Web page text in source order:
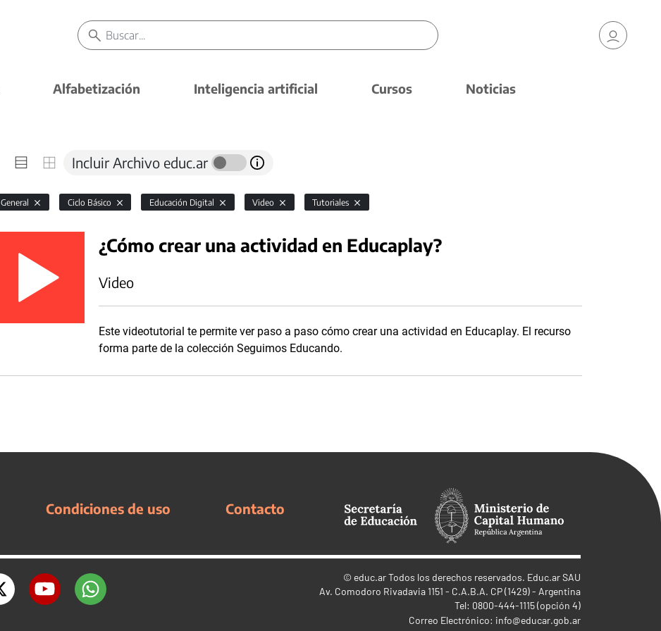
Alfabetización Inteligencia artificial Cursos Noticias
Incluir Archivo educ.ar
General Ciclo Básico Educación Digital Video Tutoriales
¿Cómo crear una actividad en Educaplay?
Video
Este videotutorial te permite ver paso a paso cómo crear una actividad en Educaplay. El recurso
forma parte de la colección Seguimos Educando.
Condiciones de uso Contacto
© educ.arTodos los derechos reservados. Educ.ar SAU
Av. Comodoro Rivadavia 1151 - C.A.B.A. CP (1429) - Argentina
Tel: 0800-444-1115 (opción 4)
Correo Electrónico: info@educar.gob.ar